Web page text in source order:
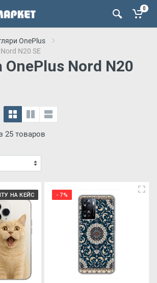
0
OnePlus
N20 SE
OnePlus Nord N20
25 товаров
НА КЕЙС - 7%